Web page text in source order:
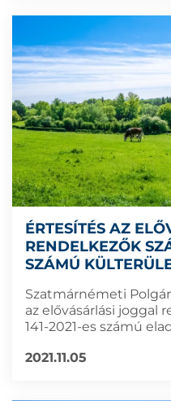
ÉRTESÍTÉS AZ
RENDELKEZŐK
SZÁMÚ
Szatmárnémeti
az elővásárlási joggal
141-2021-es számú
2021.11.05